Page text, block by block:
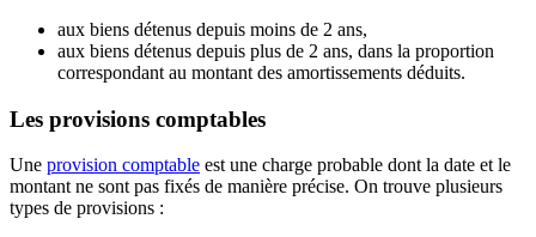
aux biens détenus depuis moins de 2 ans,
aux biens détenus depuis plus de 2 ans, dans la proportion
correspondant au montant des amortissements déduits.
Les provisions comptables
Une provision comptable est une charge probable dont la date et le
montant ne sont pas fixés de manière précise. On trouve plusieurs
types de provisions :